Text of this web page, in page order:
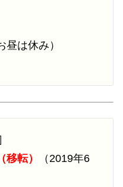
は休み）
転）
（2019年6